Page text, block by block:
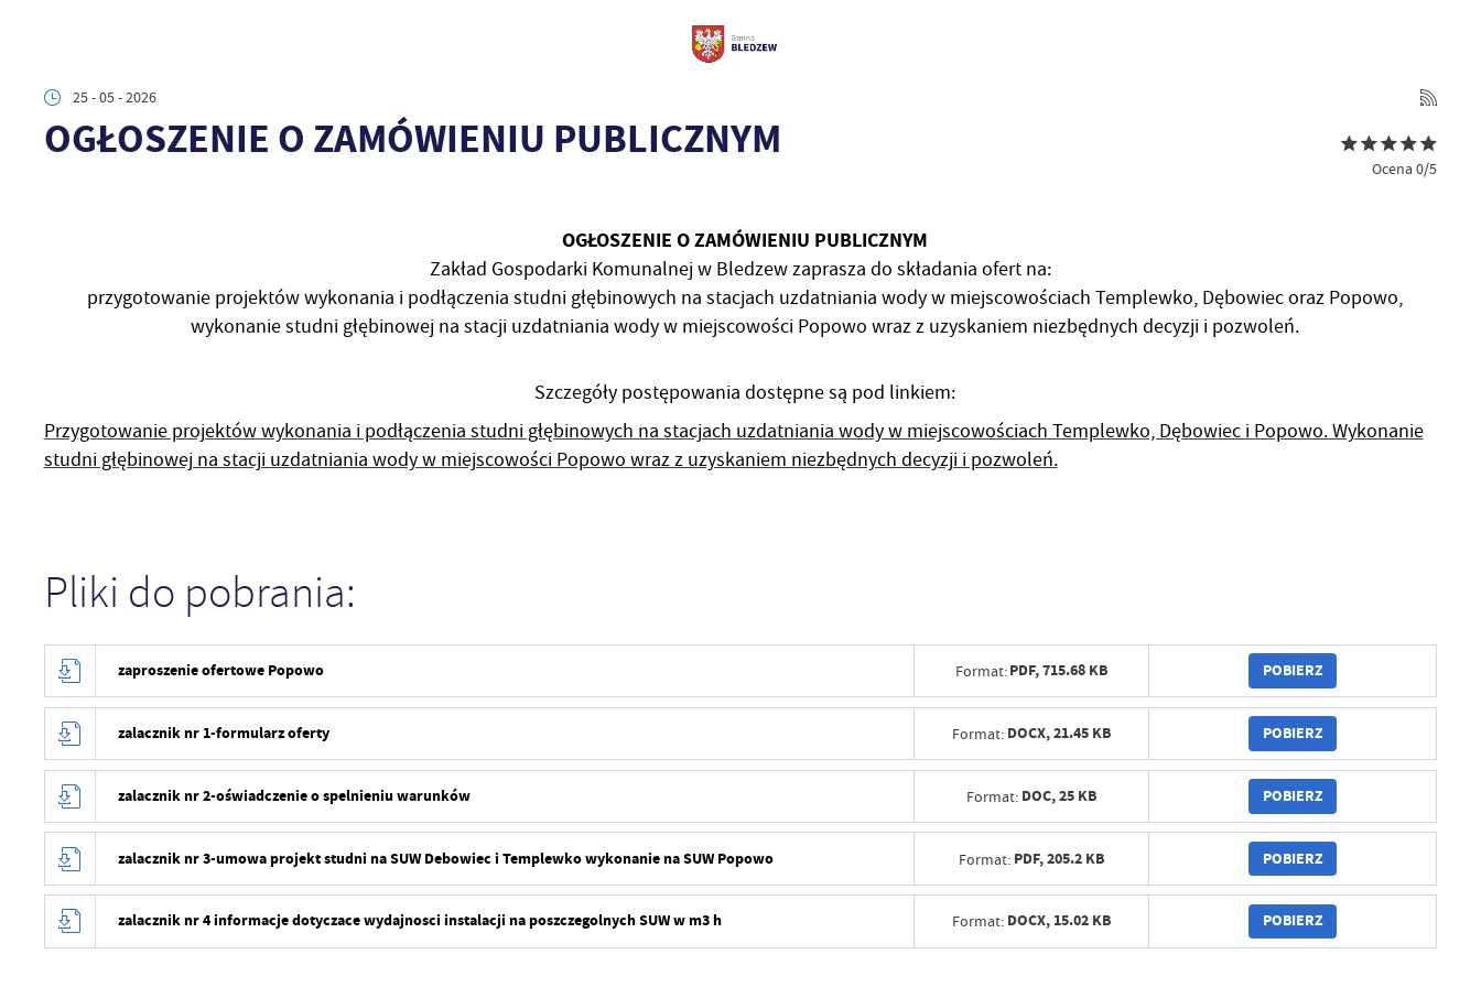
25 - 05 - 2026
OGŁOSZENIE O ZAMÓWIENIU PUBLICZNYM
Ocena 0/5
OGŁOSZENIE O ZAMÓWIENIU PUBLICZNYM
Zakład Gospodarki Komunalnej w Bledzew zaprasza do składania ofert na:
przygotowanie projektów wykonania i podłączenia studni głębinowych na stacjach uzdatniania wody w miejscowościach Templewko, Dębowiec oraz Popowo,
wykonanie studni głębinowej na stacji uzdatniania wody w miejscowości Popowo wraz z uzyskaniem niezbędnych decyzji i pozwoleń.
Szczegóły postępowania dostępne są pod linkiem:
Przygotowanie projektów wykonania i podłączenia studni głębinowych na stacjach uzdatniania wody w miejscowościach Templewko, Dębowiec i Popowo. Wykonanie
studni głębinowej na stacji uzdatniania wody w miejscowości Popowo wraz z uzyskaniem niezbędnych decyzji i pozwoleń.
Pliki do pobrania:
zaproszenie ofertowe Popowo Format:PDF,715.68 KB POBIERZ
zalacznik nr 1-formularz oferty Format: DOCX,21.45 KB POBIERZ
zalacznik nr 2-oświadczenie o spelnieniu warunków Format: DOC,25 KB POBIERZ
zalacznik nr 3-umowa projekt studni na SUW Debowiec i Templewko wykonanie na SUW Popowo Format: PDF,205.2 KB POBIERZ
zalacznik nr 4 informacje dotyczace wydajnosci instalacji na poszczegolnych SUW w m3 h Format: DOCX, 15.02 KB POBIERZ